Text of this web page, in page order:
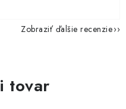
Zobraziť ďalšie recenzie
tovar